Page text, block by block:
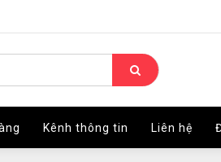
Kênh thông tin Liên hệ
Kênh thông tin Liên hệ